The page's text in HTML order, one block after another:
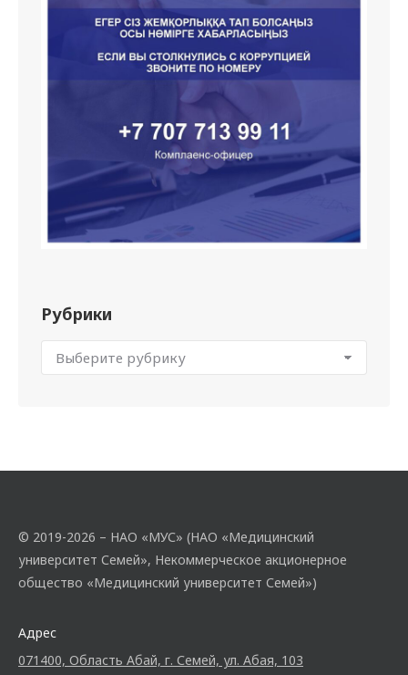
Рубрики
© 2019-2026 – НАО «МУС» (НАО «Медицинский
университет Семей», Некоммерческое акционерное
общество «Медицинский университет Семей»)
Адрес
071400, Область Абай, г. Семей, ул. Абая, 103